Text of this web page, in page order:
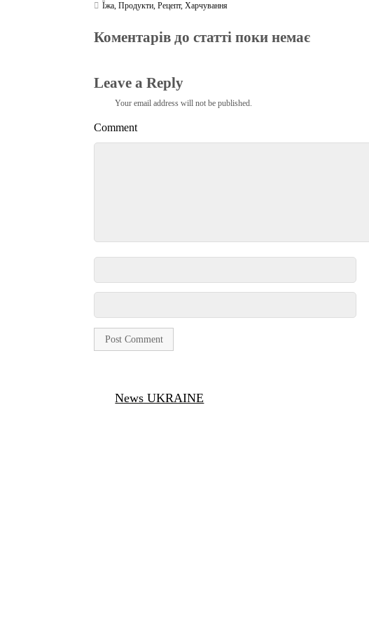
Їжа,Продукти,Рецепт,Харчування
Коментарів до статті поки немає
Leave a Reply
Your email address will not be published.
Comment
News UKRAINE